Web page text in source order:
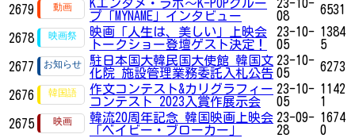
2679
Kエンタメ・ラボ～K-POPグルー
プ「MYNAME」インタビュー
23-10-
08
6531
2678
映画「人生は、美しい」上映会
トークショー登壇ゲスト決定！
23-10-
05
1384
5
2677
駐日本国大韓民国大使館 韓国文
化院 施設管理業務委託入札公告
23-10-
05
6273
2676
作文コンテスト&カリグラフィー
コンテスト 2023入賞作展示会
23-10-
05
1142
1
2675
韓流20周年記念 韓国映画上映会
「ベイビー・ブローカー」
23-09-
28
1674
0